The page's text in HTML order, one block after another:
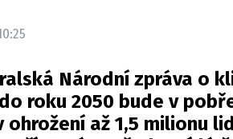
Národní zpráva o
roku 2050 bude v
ohrožení až 1,5 milionu